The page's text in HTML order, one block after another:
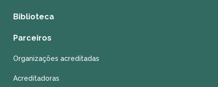
Biblioteca
Parceiros
Organizações acreditadas
Acreditadoras